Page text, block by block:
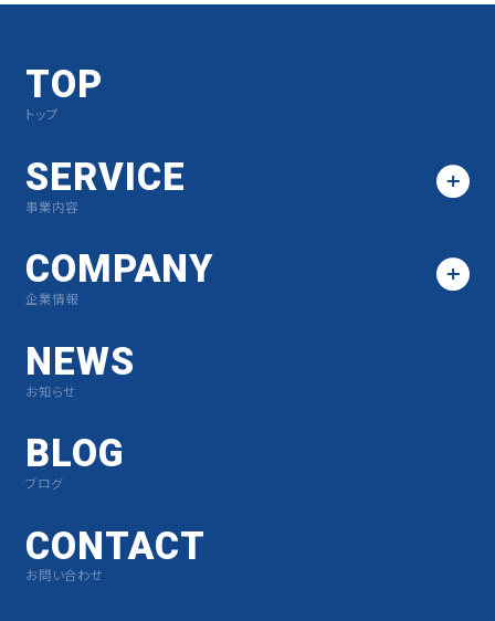
TOP
トップ
SERVICE
事業内容
COMPANY
企業情報
NEWS
お知らせ
BLOG
ブログ
CONTACT
お問い合わせ